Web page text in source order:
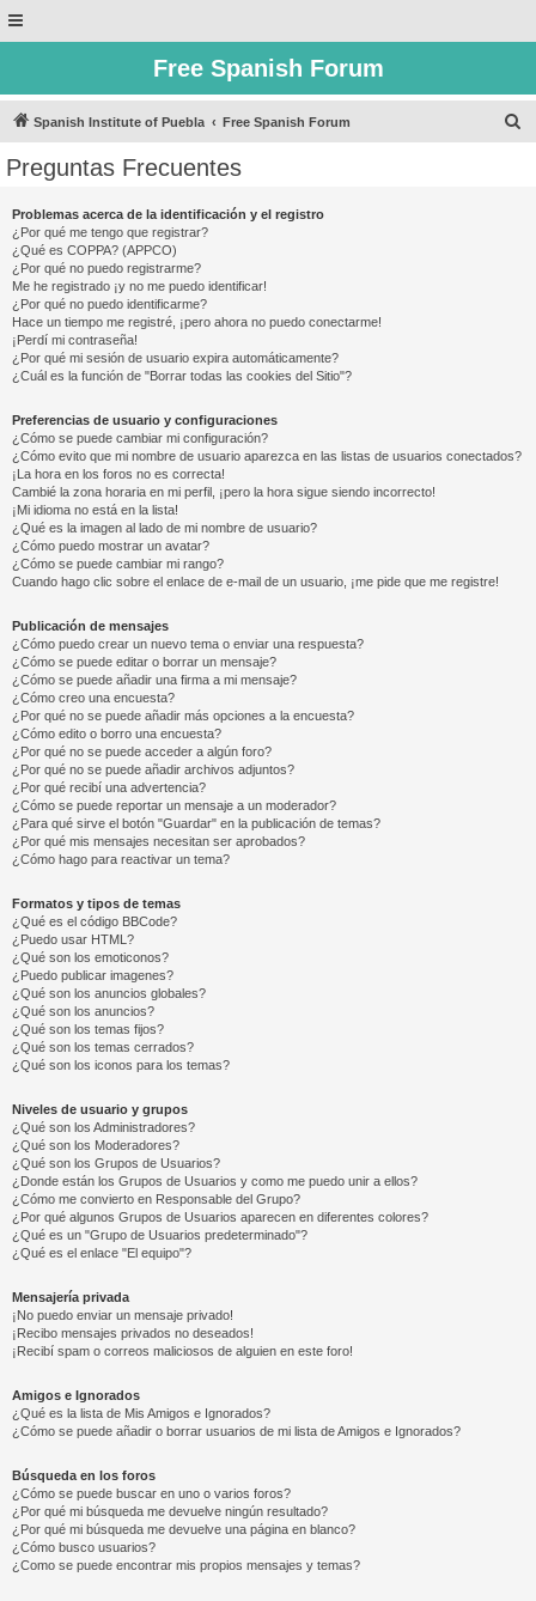
Free Spanish Forum
Spanish Institute of Puebla Free Spanish Forum
Preguntas Frecuentes
Problemas acerca de la identificación y el registro
¿Por qué me tengo que registrar?
¿Qué es COPPA? (APPCO)
¿Por qué no puedo registrarme?
Me he registrado ¡y no me puedo identificar!
¿Por qué no puedo identificarme?
Hace un tiempo me registré, ¡pero ahora no puedo conectarme!
¡Perdí mi contraseña!
¿Por qué mi sesión de usuario expira automáticamente?
¿Cuál es la función de "Borrar todas las cookies del Sitio"?
Preferencias de usuario y configuraciones
¿Cómo se puede cambiar mi configuración?
¿Cómo evito que mi nombre de usuario aparezca en las listas de usuarios conectados?
¡La hora en los foros no es correcta!
Cambié la zona horaria en mi perfil, ¡pero la hora sigue siendo incorrecto!
¡Mi idioma no está en la lista!
¿Qué es la imagen al lado de mi nombre de usuario?
¿Cómo puedo mostrar un avatar?
¿Cómo se puede cambiar mi rango?
Cuando hago clic sobre el enlace de e-mail de un usuario, ¡me pide que me registre!
Publicación de mensajes
¿Cómo puedo crear un nuevo tema o enviar una respuesta?
¿Cómo se puede editar o borrar un mensaje?
¿Cómo se puede añadir una firma a mi mensaje?
¿Cómo creo una encuesta?
¿Por qué no se puede añadir más opciones a la encuesta?
¿Cómo edito o borro una encuesta?
¿Por qué no se puede acceder a algún foro?
¿Por qué no se puede añadir archivos adjuntos?
¿Por qué recibí una advertencia?
¿Cómo se puede reportar un mensaje a un moderador?
¿Para qué sirve el botón "Guardar" en la publicación de temas?
¿Por qué mis mensajes necesitan ser aprobados?
¿Cómo hago para reactivar un tema?
Formatos y tipos de temas
¿Qué es el código BBCode?
¿Puedo usar HTML?
¿Qué son los emoticonos?
¿Puedo publicar imagenes?
¿Qué son los anuncios globales?
¿Qué son los anuncios?
¿Qué son los temas fijos?
¿Qué son los temas cerrados?
¿Qué son los iconos para los temas?
Niveles de usuario y grupos
¿Qué son los Administradores?
¿Qué son los Moderadores?
¿Qué son los Grupos de Usuarios?
¿Donde están los Grupos de Usuarios y como me puedo unir a ellos?
¿Cómo me convierto en Responsable del Grupo?
¿Por qué algunos Grupos de Usuarios aparecen en diferentes colores?
¿Qué es un "Grupo de Usuarios predeterminado"?
¿Qué es el enlace "El equipo"?
Mensajería privada
¡No puedo enviar un mensaje privado!
¡Recibo mensajes privados no deseados!
¡Recibí spam o correos maliciosos de alguien en este foro!
Amigos e Ignorados
¿Qué es la lista de Mis Amigos e Ignorados?
¿Cómo se puede añadir o borrar usuarios de mi lista de Amigos e Ignorados?
Búsqueda en los foros
¿Cómo se puede buscar en uno o varios foros?
¿Por qué mi búsqueda me devuelve ningún resultado?
¿Por qué mi búsqueda me devuelve una página en blanco?
¿Cómo busco usuarios?
¿Como se puede encontrar mis propios mensajes y temas?